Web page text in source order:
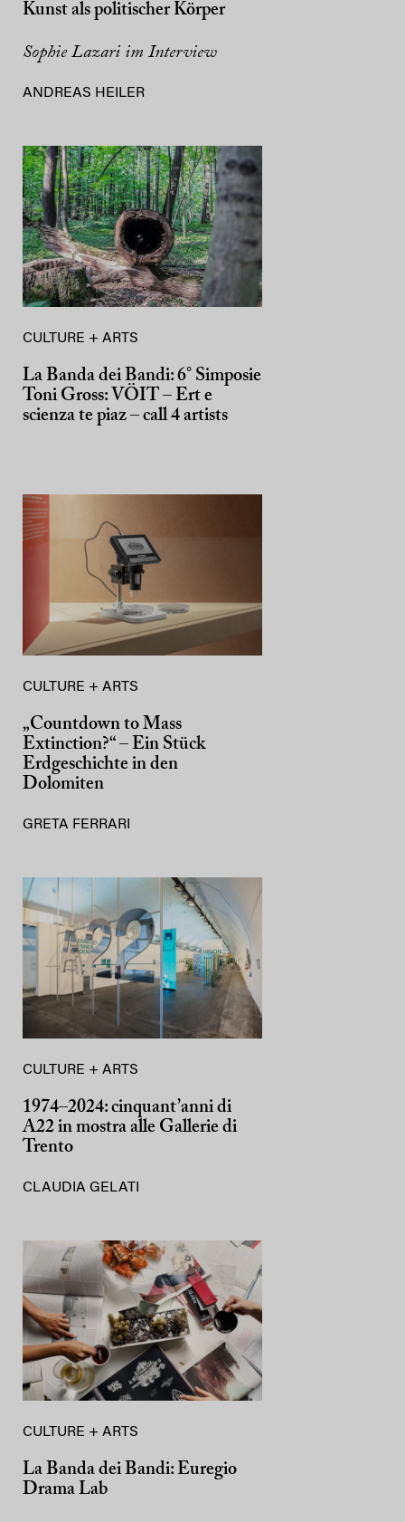
Kunst als politischer Körper
Sophie Lazari im Interview
ANDREAS HEILER
CULTURE + ARTS
La Banda dei Bandi: 6° Simposie
Toni Gross: VÖIT – Ert e
scienza te piaz – call 4 artists
CULTURE + ARTS
„Countdown to Mass
Extinction?“ – Ein Stück
Erdgeschichte in den
Dolomiten
GRETA FERRARI
CULTURE + ARTS
1974–2024: cinquant’anni di
A22 in mostra alle Gallerie di
Trento
CLAUDIA GELATI
CULTURE + ARTS
La Banda dei Bandi: Euregio
Drama Lab